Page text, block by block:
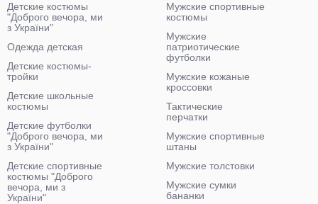
Детские костюмы
"Доброго вечора, ми
з України"
Одежда детская
Детские костюмы-
тройки
Детские школьные
костюмы
Детские футболки
"Доброго вечора, ми
з України"
Детские спортивные
костюмы "Доброго
вечора, ми з
України"
Мужские спортивные
костюмы
Мужские
патриотические
футболки
Мужские кожаные
кроссовки
Тактические
перчатки
Мужские спортивные
штаны
Мужские толстовки
Мужские сумки
бананки